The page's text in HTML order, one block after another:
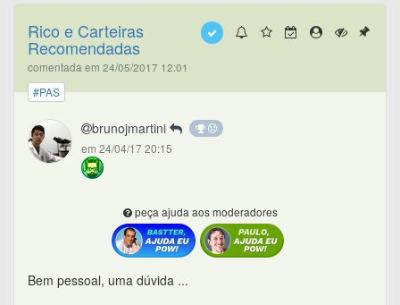
Rico e Carteiras
Recomendadas
comentada em 24/05/2017 12:01
#PAS
brunojmartini
em 24/04/17 20:15
peça ajuda aos moderadores
Bem pessoal, uma dúvida ...